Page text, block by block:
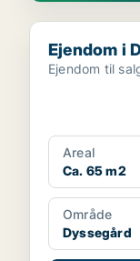
Ejendom i
Ejendom i
Ejendom til
Areal
Ca. 65 m2
Område
Dyssegård